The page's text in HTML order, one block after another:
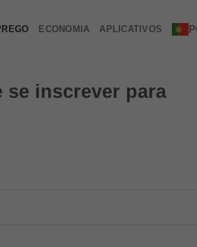
ECONOMIA APLICATIVOS
inscrever para